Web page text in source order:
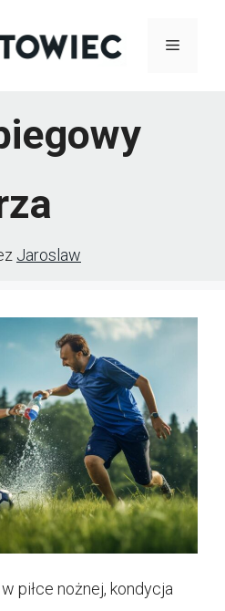
Menu
Jaroslaw
piłce nożnej, kondycja